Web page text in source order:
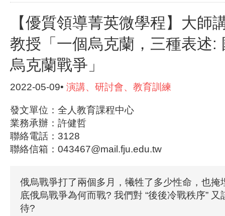
【優質領導菁英微學程】大師
教授「一個烏克蘭，三種表述:
烏克蘭戰爭」
2022-05-09• 演講、研討會、教育訓練
發文單位：全人教育課程中心
業務承辦：許健哲
聯絡電話：3128
聯絡信箱：043467@mail.fju.edu.tw
俄烏戰爭打了兩個多月，犧牲了多少性命，也掩
底俄烏戰爭為何而戰? 我們對 “後後冷戰秩序”
待?